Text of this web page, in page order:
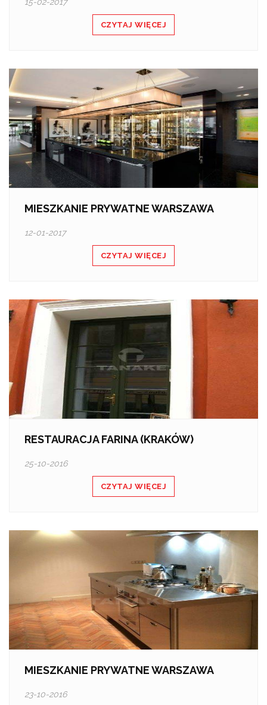
CZYTAJ WIĘCEJ
MIESZKANIE PRYWATNE WARSZAWA
12-01-2017
CZYTAJ WIĘCEJ
RESTAURACJA FARINA (KRAKÓW)
25-10-2016
CZYTAJ WIĘCEJ
MIESZKANIE PRYWATNE WARSZAWA
23-10-2016